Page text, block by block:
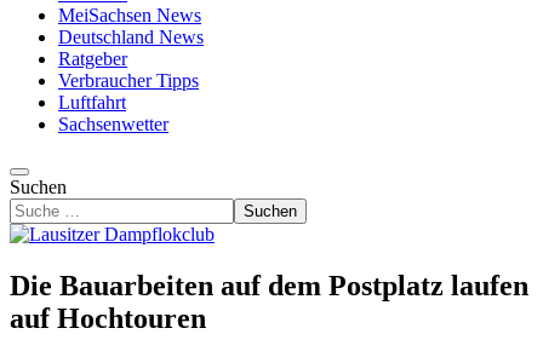
MeiSachsen News
Deutschland News
Ratgeber
Verbraucher Tipps
Luftfahrt
Sachsenwetter
Suchen
Suchen
Die Bauarbeiten auf dem Postplatz laufen
auf Hochtouren